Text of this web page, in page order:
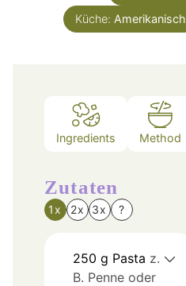
Küche: Amerikanisch
Ingredients Method
Zutaten
1x 2x 3x ?
250 g Pasta z.
B. Penne oder